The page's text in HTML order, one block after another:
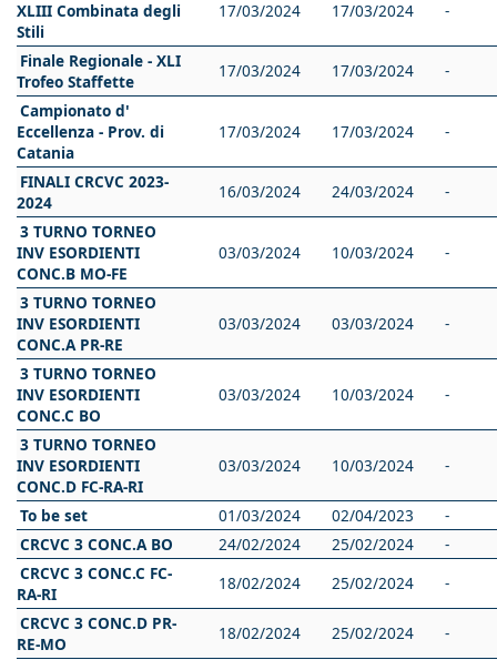
XLIII Combinata degli
Stili
17/03/2024 17/03/2024 -
Finale Regionale - XLI
Trofeo Staffette
17/03/2024 17/03/2024
-
Campionato d'
Eccellenza - Prov. di
Catania
17/03/2024 17/03/2024 -
FINALI CRCVC 2023-
2024
16/03/2024 24/03/2024
-
3 TURNO TORNEO
INV ESORDIENTI
CONC.B MO-FE
03/03/2024 10/03/2024 -
3 TURNO TORNEO
INV ESORDIENTI
CONC.A PR-RE
03/03/2024 03/03/2024 -
3 TURNO TORNEO
INV ESORDIENTI
CONC.C BO
03/03/2024 10/03/2024 -
3 TURNO TORNEO
INV ESORDIENTI
CONC.D FC-RA-RI
03/03/2024 10/03/2024 -
To be set 01/03/2024 02/04/2023
-
CRCVC 3 CONC.A BO
24/02/2024 25/02/2024
-
CRCVC 3 CONC.C FC-
RA-RI
18/02/2024 25/02/2024
-
CRCVC 3 CONC.D PR-
RE-MO
18/02/2024 25/02/2024
-